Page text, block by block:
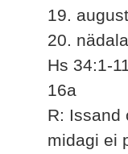
19. august
20.
Hs 34:1-
16a
R: Issand
midagi ei